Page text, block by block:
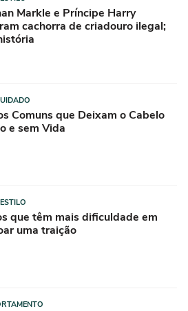
Markle e Príncipe Harry
cachorra de criadouro ilegal;
Comuns que Deixam o Cabelo
e sem Vida
que têm mais dificuldade em
uma traição